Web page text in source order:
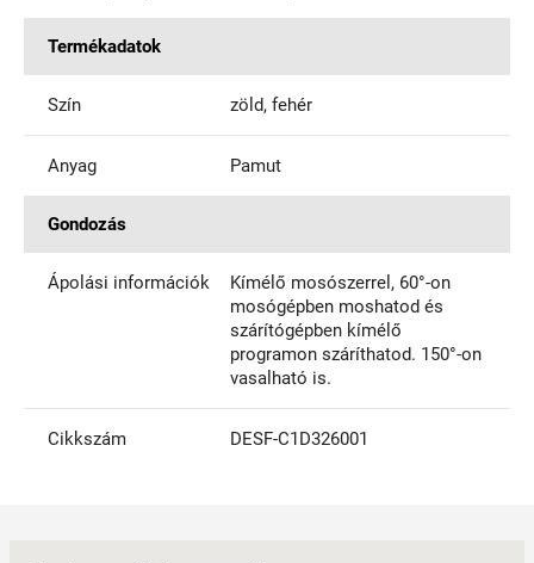
Termékadatok
Szín zöld, fehér
Anyag Pamut
Gondozás
Ápolási információk
Kímélő mosószerrel, 60°-on
mosógépben moshatod és
szárítógépben kímélő
programon száríthatod. 150°-on
vasalható is.
Cikkszám DESF-C1D326001